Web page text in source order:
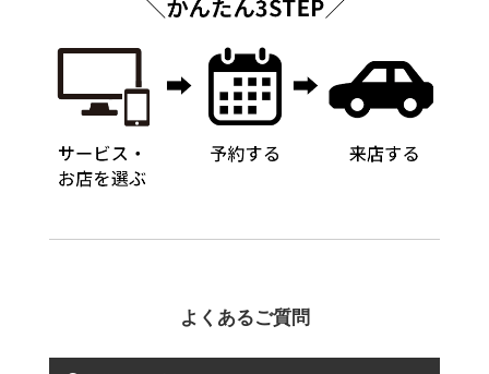
よくあるご質問